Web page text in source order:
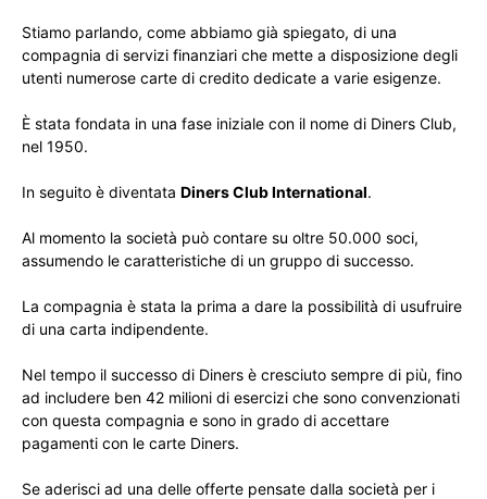
Stiamo parlando, come abbiamo già spiegato, di una
compagnia di servizi finanziari che mette a disposizione degli
utenti numerose carte di credito dedicate a varie esigenze.
È stata fondata in una fase iniziale con il nome di Diners Club,
nel 1950.
In seguito è diventata Diners Club International.
Al momento la società può contare su oltre 50.000 soci,
assumendo le caratteristiche di un gruppo di successo.
La compagnia è stata la prima a dare la possibilità di usufruire
di una carta indipendente.
Nel tempo il successo di Diners è cresciuto sempre di più, fino
ad includere ben 42 milioni di esercizi che sono convenzionati
con questa compagnia e sono in grado di accettare
pagamenti con le carte Diners.
Se aderisci ad una delle offerte pensate dalla società per i